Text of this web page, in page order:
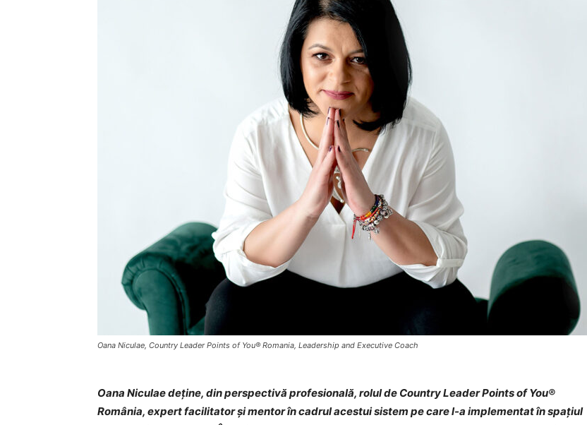
Oana Niculae, Country Leader Points of You® Romania, Leadership and Executive Coach
Oana Niculae deține, din perspectivă profesională, rolul de Country Leader Points of You®
România, expert facilitator și mentor în cadrul acestui sistem pe care l-a implementat în spațiul